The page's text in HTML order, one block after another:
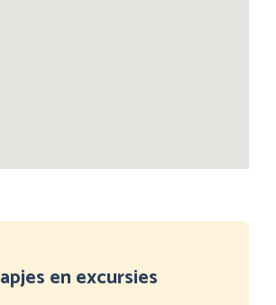
en excursies